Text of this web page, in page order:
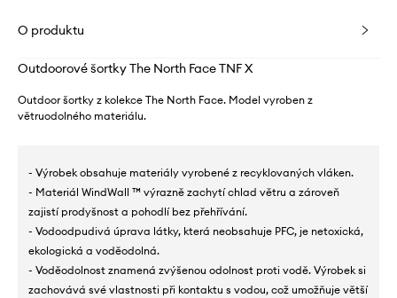
O produktu
Outdoorové šortky The North Face TNF X
Outdoor šortky z kolekce The North Face. Model vyroben z
větruodolného materiálu.
- Výrobek obsahuje materiály vyrobené z recyklovaných vláken.
- Materiál WindWall ™ výrazně zachytí chlad větru a zároveň
zajistí prodyšnost a pohodlí bez přehřívání.
- Vodoodpudivá úprava látky, která neobsahuje PFC, je netoxická,
ekologická a voděodolná.
- Voděodolnost znamená zvýšenou odolnost proti vodě. Výrobek si
zachovává své vlastnosti při kontaktu s vodou, což umožňuje větší